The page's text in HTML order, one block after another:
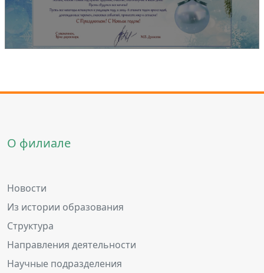
О филиале
Новости
Из истории образования
Структура
Направления деятельности
Научные подразделения